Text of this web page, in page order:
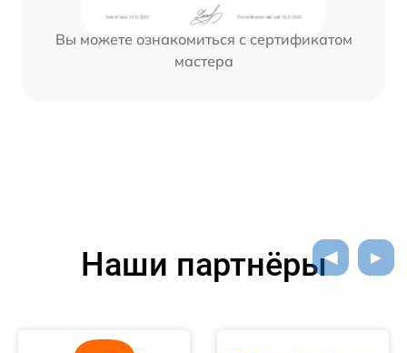
Вы можете ознакомиться с сертификатом
мастера
Наши партнёры